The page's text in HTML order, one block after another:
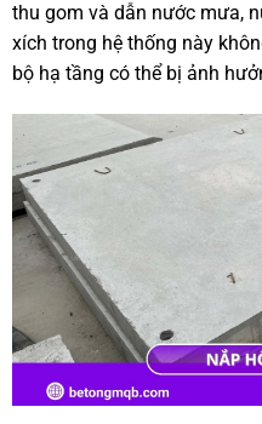
thu gom và dẫn nước mưa,
xích trong hệ thống này
bộ hạ tầng có thể bị ảnh